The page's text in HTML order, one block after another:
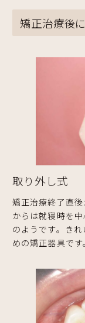
矯正治療後
取り外し式
矯正治療終了直
からは就寝時を
のようです。き
めの矯正器具です